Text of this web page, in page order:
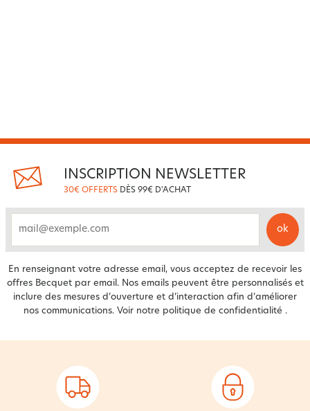
INSCRIPTION NEWSLETTER
30€ OFFERTS DÈS 99€ D'ACHAT
ok
En renseignant votre adresse email, vous acceptez de recevoir les
offres Becquet par email. Nos emails peuvent être personnalisés et
inclure des mesures d’ouverture et d’interaction afin d’améliorer
nos communications. Voir notre politique de confidentialité .